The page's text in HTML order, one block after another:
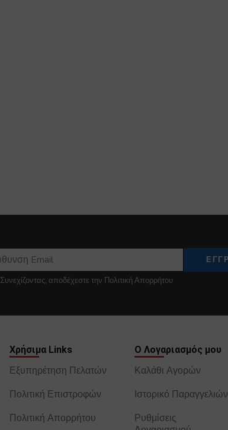
Συνεχίζοντας, αποδέχεστε την Πολιτική Απορρήτου
Χρήσιμα Links
Εξυπηρέτηση Πελατών
Πολιτική Επιστροφών
Πολιτική Απορρήτου
Ο Λογαριασμός μου
Καλάθι Αγορών
Ιστορικό Παραγγελιών
Ρυθμίσεις